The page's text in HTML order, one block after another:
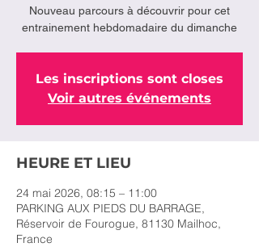
Nouveau parcours à découvrir pour cet
entrainement hebdomadaire du dimanche
Les inscriptions sont closes
Voir autres événements
HEURE ET LIEU
24 mai 2026, 08:15 – 11:00
PARKING AUX PIEDS DU BARRAGE,
Réservoir de Fourogue, 81130 Mailhoc,
France